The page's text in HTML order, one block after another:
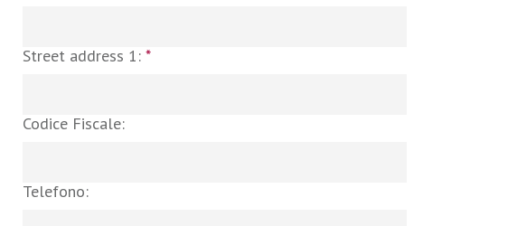
Street address 1: *
Codice Fiscale:
Telefono: